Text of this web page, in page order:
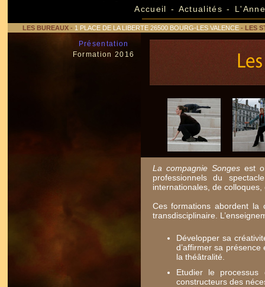
Accueil - Actualités -
LES BUREAUX- 1 PLACE DE LA LIBERTE 26500 BOURG-LES VALENCE- LES
Présentation
Formation 2016
La compagnie Songesest
professionnels du
internationales, de
Ces formations abordent la
transdisciplinaire.
Développer sa
d’affirmer sa
la théâtralité.
Etudier le
constructeurs des